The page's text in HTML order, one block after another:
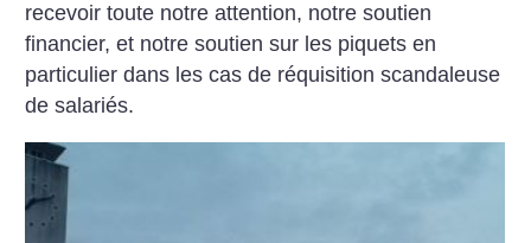
recevoir toute notre attention, notre soutien
financier, et notre soutien sur les piquets en
particulier dans les cas de réquisition scandaleuse
de salariés.